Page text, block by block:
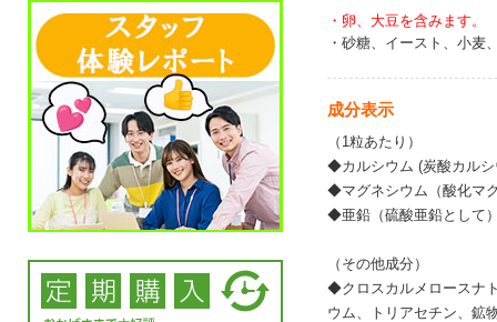
・卵、大豆を含みます。
・砂糖、イースト、小麦
成分表示
（1粒あたり）
◆カルシウム (炭酸カル
◆マグネシウム（酸化マ
◆亜鉛（硫酸亜鉛として
（その他成分）
◆クロスカルメロースナ
ウム、トリアセチン、鉱